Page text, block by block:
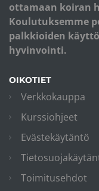
ottamaan koiran
Koulutuksemme
palkkioiden
hyvinvointi.
OIKOTIET
Verkkokauppa
Kurssiohjeet
Evästekäytäntö
Toimitusehdot